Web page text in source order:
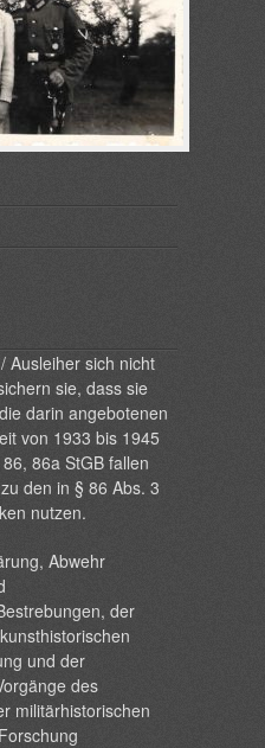
Ausleiher sich nicht
sie, dass sie
darin angebotenen
von 1933 bis 1945
86a StGB fallen
den in § 86 Abs. 3
nutzen.
Abwehr
der
und der
des
militärhistorischen